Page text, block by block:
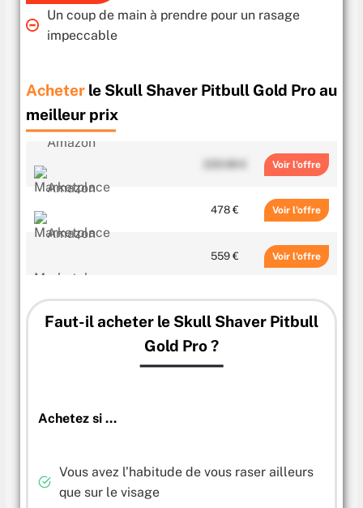
Un coup de main à prendre pour un rasage
impeccable
Acheter le Skull Shaver Pitbull Gold Pro au
meilleur prix
Voir
478 € Voir
559 € Voir
Faut-il acheter le Skull Shaver Pitbull
Gold Pro ?
Achetez si …
Vous avez l’habitude de vous raser ailleurs
que sur le visage